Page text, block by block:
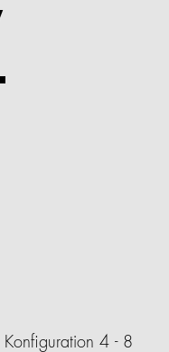
Konfiguration 4 - 8